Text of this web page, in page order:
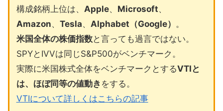
構成銘柄上位は、 Apple、 Microsoft、
Amazon、 Tesla、 Alphabet（Google） 。
米国全体の株価指数と言っても過言ではない。
SPYとIVVは同じS&P500がベンチマーク。
実際に米国株式全体をベンチマークとするVTIと
は、ほぼ同等の値動き をする。
VTIについて詳しくはこちらの記事